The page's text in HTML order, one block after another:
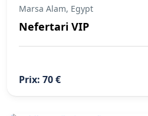
Marsa Alam, Egypt
Nefertari VIP
Prix: 70 €